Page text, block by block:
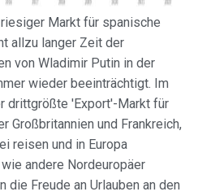
Markt für spanische
allzu langer Zeit der
von Wladimir Putin in der
wieder beeinträchtigt. Im
drittgrößte 'Export'-Markt für
Großbritannien und Frankreich,
reisen und in Europa
andere Nordeuropäer
die Freude an Urlauben an den